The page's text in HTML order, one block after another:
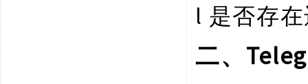
l 是否存
二、